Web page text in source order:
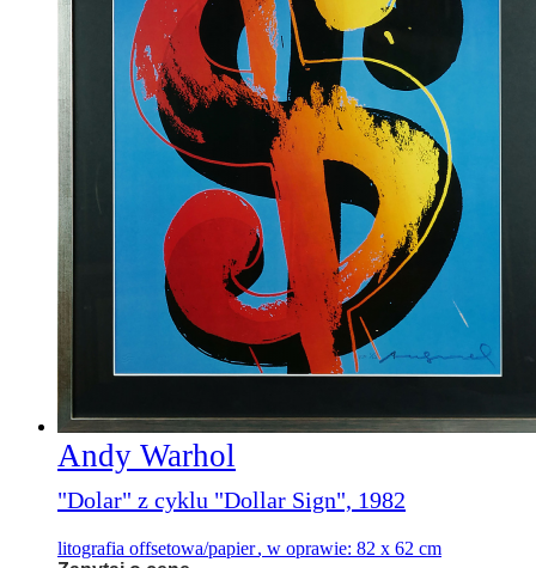
Andy Warhol
"Dolar" z cyklu "Dollar Sign", 1982
litografia offsetowa/papier, w oprawie: 82 x 62 cm